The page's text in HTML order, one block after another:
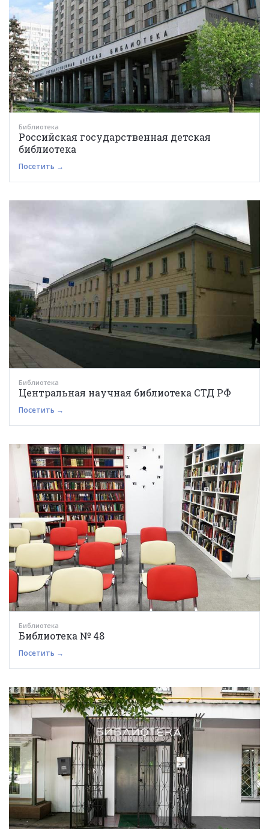
Библиотека
Российская государственная детская
библиотека
Посетить →
Библиотека
Центральная научная библиотека СТД РФ
Посетить →
Библиотека
Библиотека № 48
Посетить →